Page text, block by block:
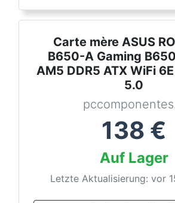
Carte mère ASUS
B650-A Gaming
AM5 DDR5 ATX WiFi 6E
5.0
138 €
Auf Lager
Letzte Aktualisierung: vor